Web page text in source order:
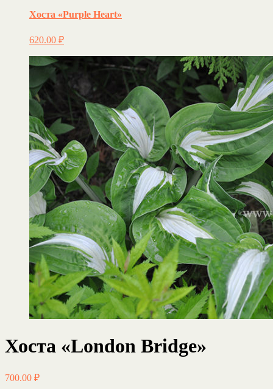
Хоста «Purple Heart»
620.00 ₽
Хоста «London Bridge»
700.00 ₽